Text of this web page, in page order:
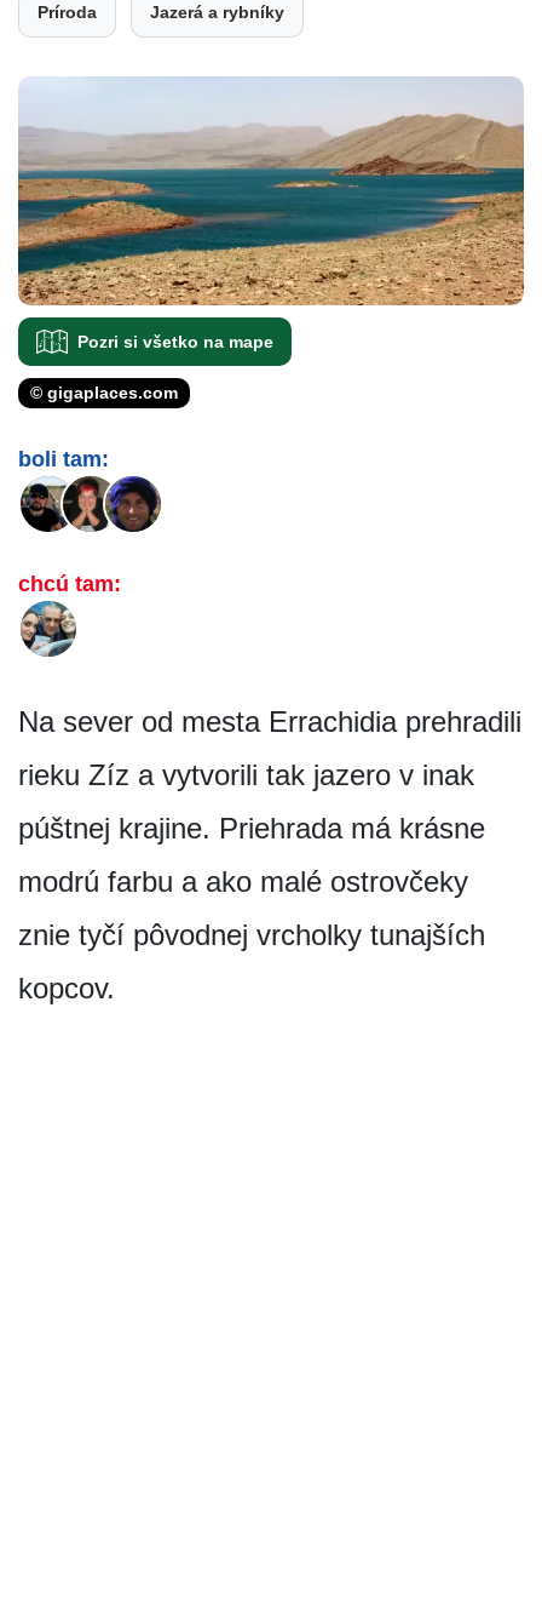
Príroda Jazerá a rybníky
Pozri si všetko na mape
© gigaplaces.com
boli tam:
chcú tam:
Na sever od mesta Errachidia prehradili
rieku Zíz a vytvorili tak jazero v inak
púštnej krajine. Priehrada má krásne
modrú farbu a ako malé ostrovčeky
znie tyčí pôvodnej vrcholky tunajších
kopcov.